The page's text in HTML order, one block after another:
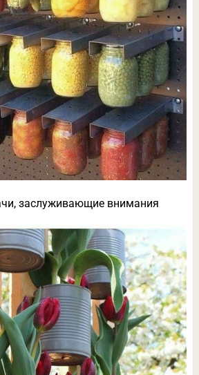
заслуживающие внимания